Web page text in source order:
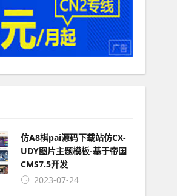
仿A8棋pai源码下载站仿CX-
UDY图片主题模板-基于帝国
CMS7.5开发
2023-07-24